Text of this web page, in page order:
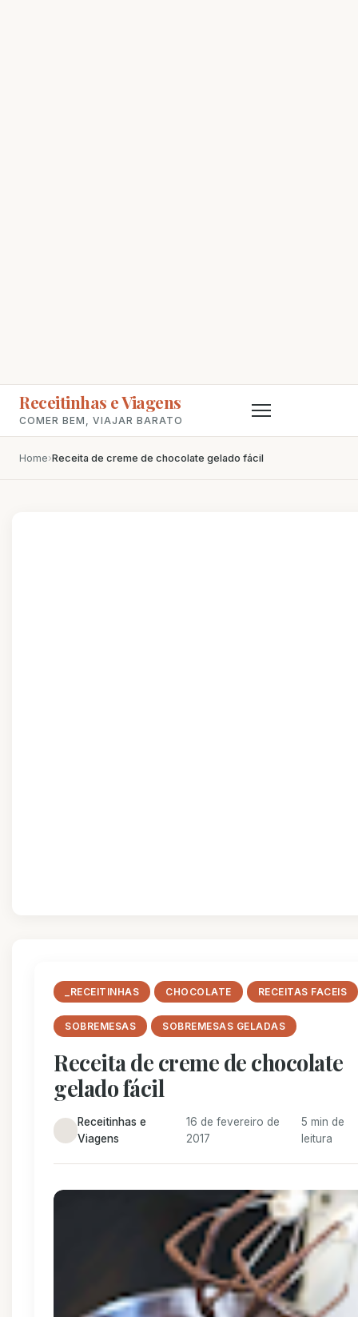
Receitinhas e Viagens
COMER BEM, VIAJAR BARATO
Home›Receita de creme de chocolate gelado fácil
_RECEITINHAS CHOCOLATE RECEITAS FACEIS
SOBREMESAS SOBREMESAS GELADAS
Receita de creme de chocolate
gelado fácil
Receitinhas e
Viagens
16 de fevereiro de
2017
5 min de
leitura